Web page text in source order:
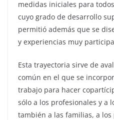
medidas iniciales para
cuyo grado de desarrollo
permitió además que se
y experiencias muy
Esta trayectoria sirve de
común en el que se
trabajo para hacer
sólo a los profesionales y a
también a las familias, a